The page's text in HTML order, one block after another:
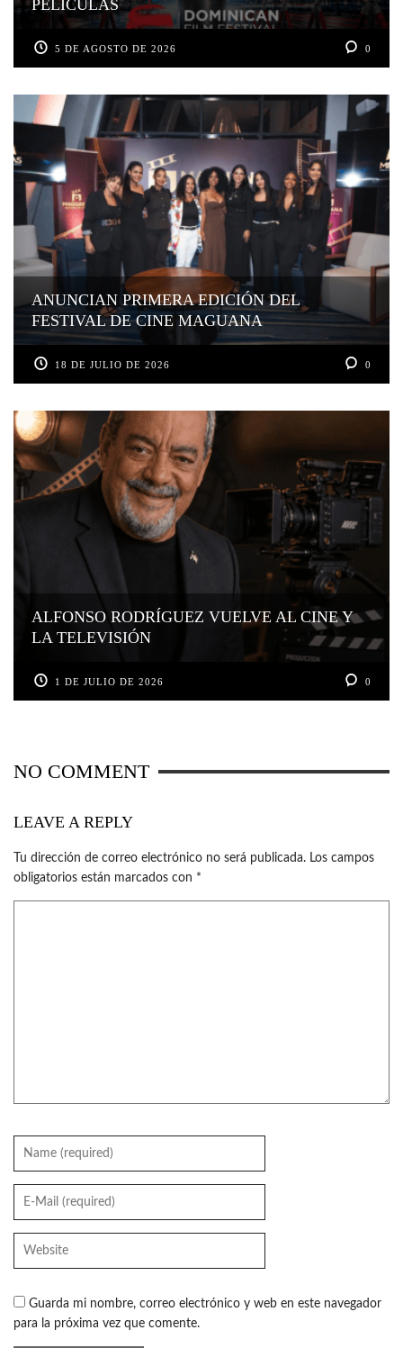
PELÍCULAS
5 DE AGOSTO DE 2026 0
ANUNCIAN PRIMERA EDICIÓN DEL
FESTIVAL DE CINE MAGUANA
18 DE JULIO DE 2026 0
ALFONSO RODRÍGUEZ VUELVE AL CINE Y
LA TELEVISIÓN
1 DE JULIO DE 2026 0
NO COMMENT
LEAVE A REPLY
Tu dirección de correo electrónico no será publicada. Los campos
obligatorios están marcados con *
Guarda mi nombre, correo electrónico y web en este navegador
para la próxima vez que comente.